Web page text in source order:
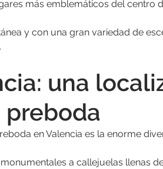
más emblemáticos del centro
y con una gran variedad de
una
en Valencia es la enorme
a callejuelas llenas